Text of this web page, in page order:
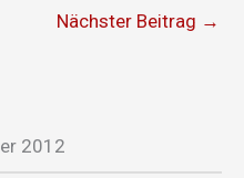
Nächster Beitrag →
2012